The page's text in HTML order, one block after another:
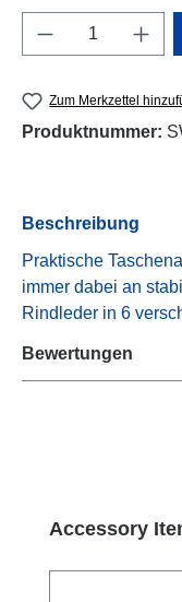
Produkt
Zum Merkzettel
Produktnummer:
Beschreibung
Praktische
immer dabei an
Rindleder in 6
Bewertungen
Produktgalerie
Accessory